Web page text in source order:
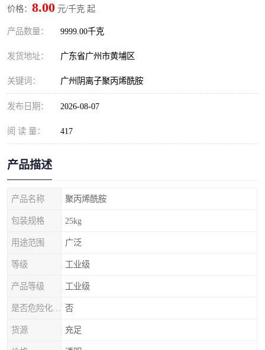
价格： 8.00 元/千克 起
产品数量： 9999.00千克
发货地址： 广东省广州市黄埔区
关键词： 广州阴离子聚丙烯酰胺
发布日期： 2026-08-07
阅 读 量： 417
产品描述
产品名称 聚丙烯酰胺
包装规格 25kg
用途范围 广泛
等级 工业级
产品等级 工业级
否
货源 充足
大苏打